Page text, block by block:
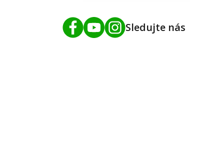
Sledujte nás